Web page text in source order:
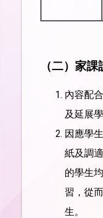
（二）家課
內容配
及延展學
因應學
紙及調
的學生
習，從
生。